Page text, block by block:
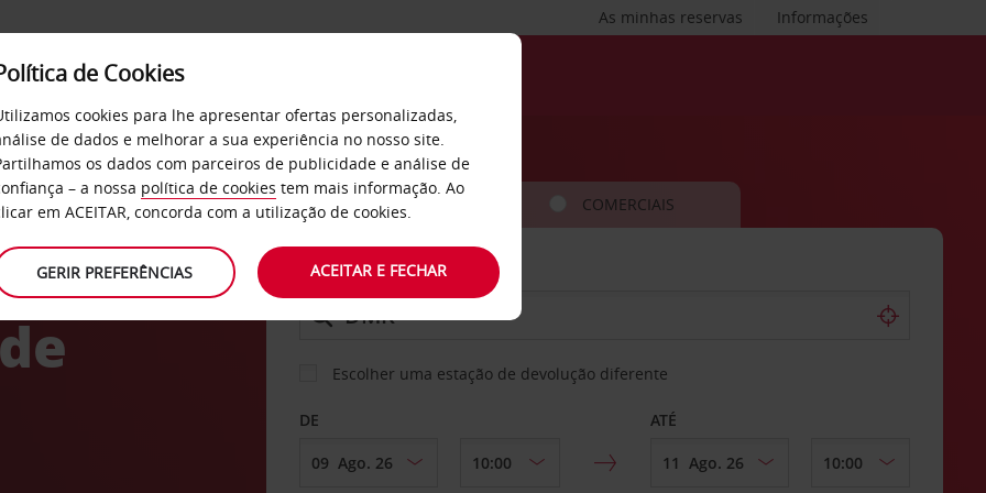
Informações
As minhas reservas
SERVIÇOS EMPRESAS
CARRO COMERCIAIS
LEVANTAR EM
Escolher uma estação de devolução diferente
DE ATÉ
de Cookies
cookies para lhe apresentar ofertas personalizadas,
de dados e melhorar a sua experiência no nosso site.
os dados com parceiros de publicidade e análise de
– a nossa política de cookies tem mais informação. Ao
em ACEITAR, concorda com a utilização de cookies.
GERIR PREFERÊNCIAS ACEITAR E FECHAR